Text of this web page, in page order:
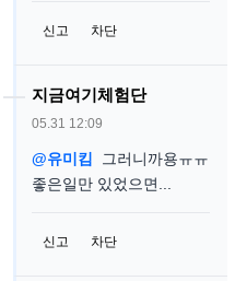
신고 차단
지금여기체험단
05.31 12:09
@유미킴
그러니까용ㅠㅠ
좋은일만 있었으면...
신고 차단